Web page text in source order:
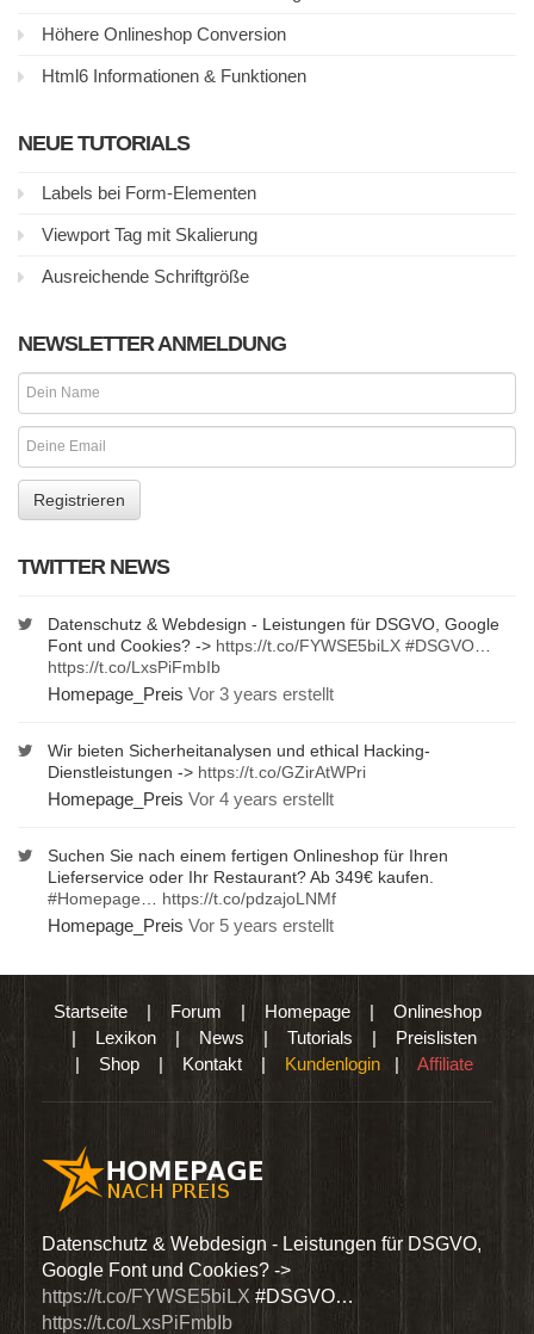
Höhere Onlineshop Conversion
Html6 Informationen & Funktionen
NEUE TUTORIALS
Labels bei Form-Elementen
Viewport Tag mit Skalierung
Ausreichende Schriftgröße
NEWSLETTER ANMELDUNG
TWITTER NEWS
Datenschutz & Webdesign - Leistungen für DSGVO, Google
Font und Cookies? -> https://t.co/FYWSE5biLX #DSGVO
https://t.co/LxsPiFmbIb
Homepage_Preis Vor 3 years erstellt
Wir bieten Sicherheitanalysen und ethical Hacking-
Dienstleistungen -> https://t.co/GZirAtWPri
Homepage_Preis Vor 4 years erstellt
Suchen Sie nach einem fertigen Onlineshop für Ihren
Lieferservice oder Ihr Restaurant? Ab 349€ kaufen.
#Homepage
https://t.co/pdzajoLNMf
Homepage_Preis Vor 5 years erstellt
Startseite| Forum | Homepage| Onlineshop
| Lexikon | News | Tutorials | Preislisten
| Shop | Kontakt | Kundenlogin | Affiliate
Datenschutz & Webdesign - Leistungen für DSGVO,
Google Font und Cookies? ->
https://t.co/FYWSE5biLX #DSGVO…
https://t.co/LxsPiFmbIb